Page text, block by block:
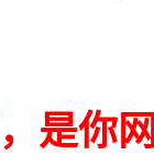
是你